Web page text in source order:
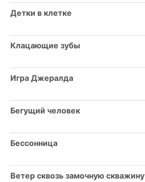
Детки в клетке
Клацающие зубы
Игра Джералда
Бегущий человек
Бессонница
Ветер сквозь замочную скважину